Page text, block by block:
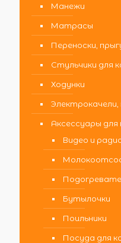
Манежи
Матрасы
Переноски,
Стульчики для
Ходунки
Электрокачели,
Аксессуары
Видео и
Бутылочки
Поильники
Посуда для